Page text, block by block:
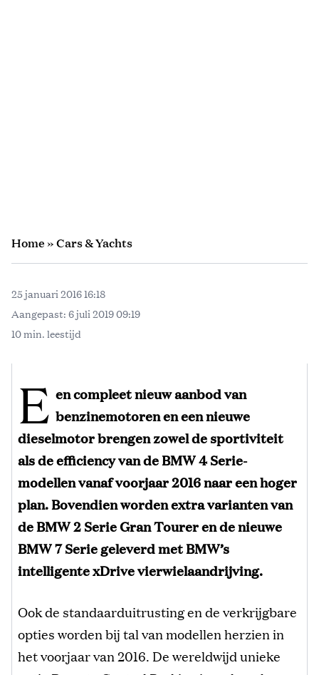
Home»Cars & Yachts
25 januari 2016 16:18
Aangepast: 6 juli 2019 09:19
10 min. leestijd
E en compleet nieuw aanbod van
benzinemotoren en een nieuwe
dieselmotor brengen zowel de sportiviteit
als de efficiency van de BMW 4 Serie-
modellen vanaf voorjaar 2016 naar een hoger
plan. Bovendien worden extra varianten van
de BMW 2 Serie Gran Tourer en de nieuwe
BMW 7 Serie geleverd met BMW’s
intelligente xDrive vierwielaandrijving.
Ook de standaarduitrusting en de verkrijgbare
opties worden bij tal van modellen herzien in
het voorjaar van 2016. De wereldwijd unieke